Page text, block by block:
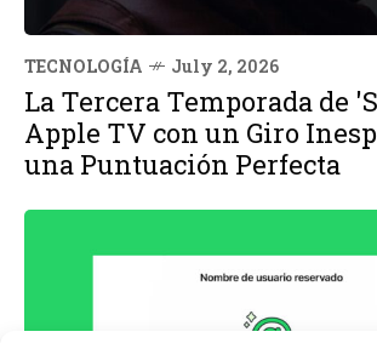
TECNOLOGÍA July 2, 2026
La Tercera Temporada de
Apple TV con un Giro
una Puntuación Perfecta